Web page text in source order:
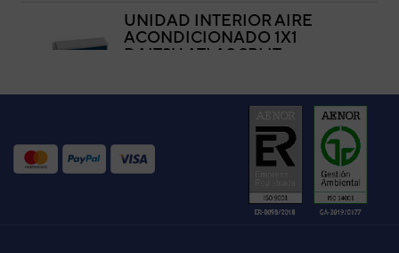
UNIDAD INTERIOR AIRE
ACONDICIONADO 1X1
DAITSU ATLAS SPLIT
Ref. fabricante:
DC-
UI ATLAS CASSETTE AUD 42K